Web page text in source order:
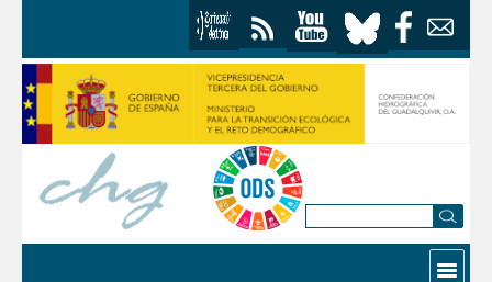
Contactar